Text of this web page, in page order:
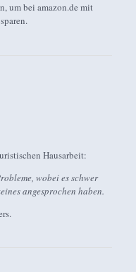
um bei amazon.de mit
Hausarbeit:
wobei es schwer
angesprochen haben.